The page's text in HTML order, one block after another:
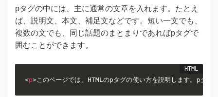
pタグの中には、主に通常の文章を入れます。たとえ
ば、説明文、本文、補足文などです。短い一文でも、
複数の文でも、同じ話題のまとまりであればpタグで
囲むことができます。
<p>このページでは、HTMLのpタグの使い方を説明します。pタグ